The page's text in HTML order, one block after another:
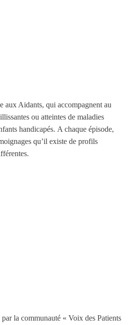
aux Aidants, qui accompagnent au
ou atteintes de maladies
handicapés. A chaque épisode,
qu’il existe de profils
la communauté « Voix des Patients